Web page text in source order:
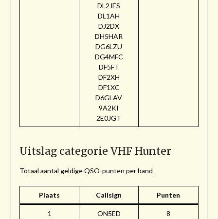
DL2JES
DL1AH
DJ2DX
DH5HAR
DG6LZU
DG4MFC
DF5FT
DF2XH
DF1XC
D6GLAV
9A2KI
2E0JGT
Uitslag categorie VHF Hunter
Totaal aantal geldige QSO-punten per band
Plaats Callsign Punten
1 ON5ED 8